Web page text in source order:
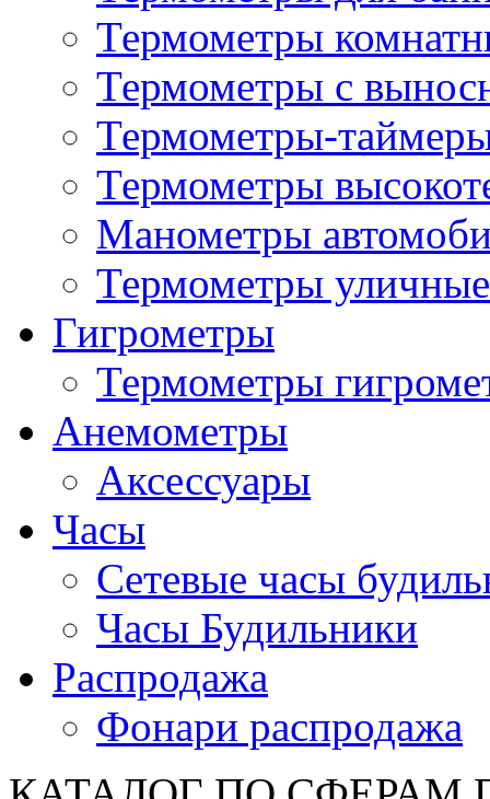
Термометры
Термометры с
Термометры-
Термометры
Манометры
Термометры уличные
Гигрометры
Термометры
Анемометры
Аксессуары
Часы
Сетевые часы
Часы Будильники
Распродажа
Фонари распродажа